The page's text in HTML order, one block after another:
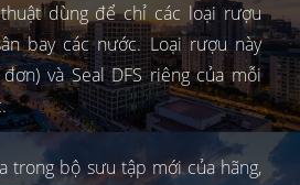
dùng để chỉ các loại rượu
bay các nước. Loại rượu này
và Seal DFS riêng của mỗi
trong bộ sưu tập mới của hãng,